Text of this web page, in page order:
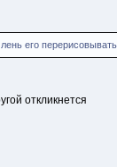
его
откликнется